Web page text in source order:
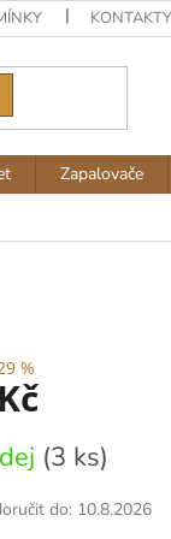
KONTAKTY
Zapalovače
%
(3 ks)
do: 10.8.2026